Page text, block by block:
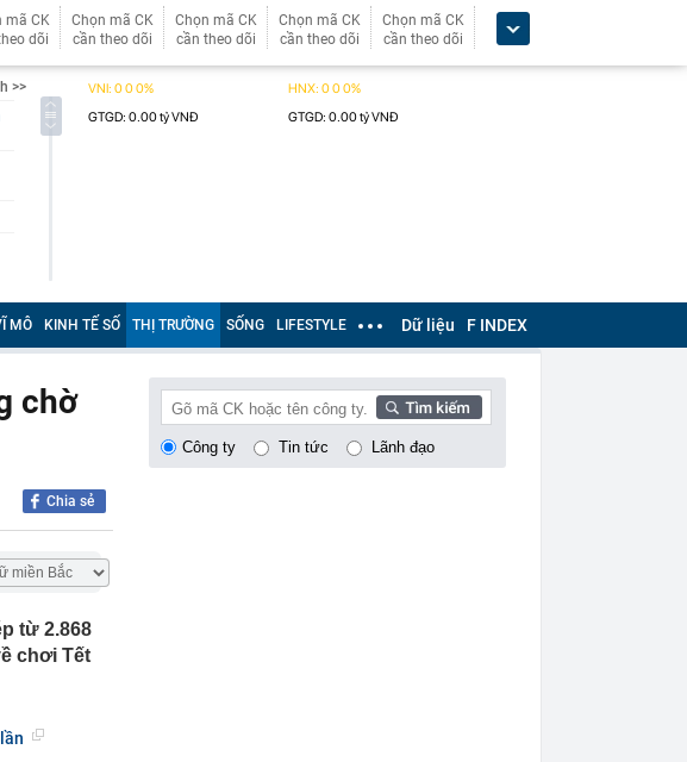
mã CK
dõi
Chọn mã CK
cần theo dõi
Chọn mã CK
cần theo dõi
Chọn mã CK
cần theo dõi
Chọn mã CK
cần theo dõi
>>
MÔ KINH TẾ SỐ THỊ TRƯỜNG SỐNG LIFESTYLE Dữ liệu F INDEX
chờ
Chia sẻ
từ 2.868
chơi Tết
Công ty Tin tức Lãnh đạo